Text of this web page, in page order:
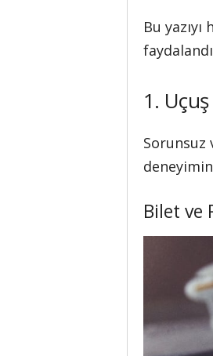
Bu
1.
Sorunsuz
Bilet ve